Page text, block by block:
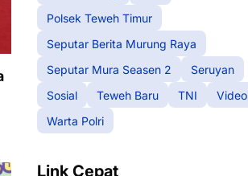
Polsek Teweh Timur
Seputar Berita Murung Raya
Seputar Mura Seasen 2
Seruyan
Sosial
Teweh Baru TNI
Video
Warta Polri
Link Cepat